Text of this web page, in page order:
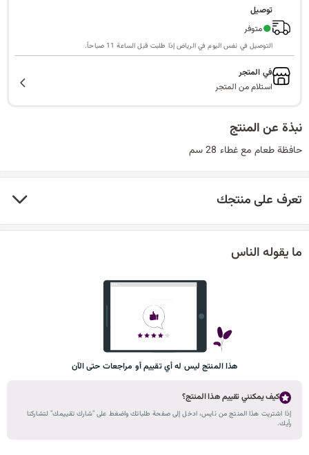
توصيل
●متوفر
التوصيل في نفس اليوم في الرياض إذا طلبت قبل الساعة 11 صباحاً.
في المتجر
استلام من المتجر
نبذة عن المنتج
حافظة طعام مع غطاء 28 سم
تعرف على منتجك
ما يقوله الناس
هذا المنتج ليس له أي تقييم أو مراجعات حتى الآن
كيف يمكنني تقييم هذا المنتج؟
إذا اشتريت هذا المنتج من نايس، ادخل إلى صفحة طلباتك واضغط على "شارك تقييمك" لتشاركنا
رأيك.